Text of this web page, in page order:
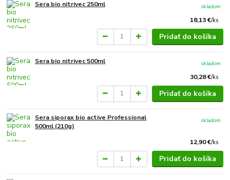
Sera bio nitrivec 250ml
18,13 €/ks
skladom
Pridať do košíka
Sera bio nitrivec 500ml
30,28 €/ks
skladom
Pridať do košíka
Sera siporax bio active Professional
500ml (210g)
12,90 €/ks
skladom
Pridať do košíka